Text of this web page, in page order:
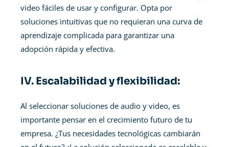
video fáciles de usar y configurar. Opta por
soluciones intuitivas que no requieran una curva de
aprendizaje complicada para garantizar una
adopción rápida y efectiva.
IV. Escalabilidad y flexibilidad:
Al seleccionar soluciones de audio y video, es
importante pensar en el crecimiento futuro de tu
empresa. ¿Tus necesidades tecnológicas cambiarán